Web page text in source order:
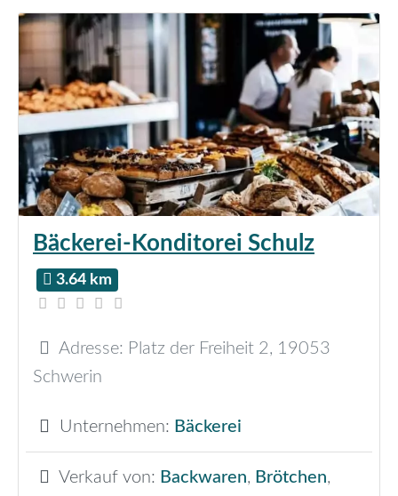
Bäckerei-Konditorei Schulz
3.64 km
Adresse: Platz der Freiheit 2, 19053
Schwerin
Unternehmen: Bäckerei
Verkauf von: Backwaren, Brötchen,